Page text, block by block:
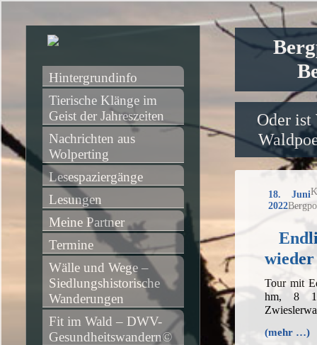
Oder ist
18. Juni
2022
Tour mit
hm, 8 1/
(mehr …)
Hintergrundinfo
Tierische Klänge im
Geist der Jahreszeiten
Nachrichten aus
Wolperting
Lesespaziergänge
Lesungen
Meine Partner
Termine
Wälle und Wege –
Siedlungshistorische
Wanderungen
Fit im Wald – DWV-
Gesundheitswandern©